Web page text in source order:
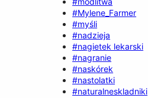
#Mylene_Farmer
#myśli
#nadzieja
#nagietek lekarski
#nagranie
#naskórek
#nastolatki
#naturalneskladniki